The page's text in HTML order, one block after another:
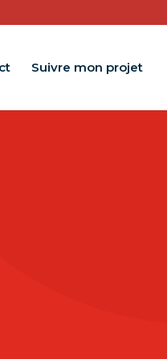
Suivre mon projet